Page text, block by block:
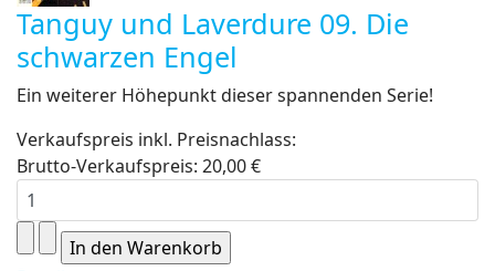
Tanguy und Laverdure 09. Die
schwarzen Engel
Ein weiterer Höhepunkt dieser spannenden Serie!
Verkaufspreis inkl. Preisnachlass:
Brutto-Verkaufspreis: 20,00 €